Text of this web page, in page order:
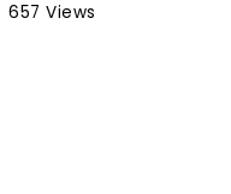
657 Views